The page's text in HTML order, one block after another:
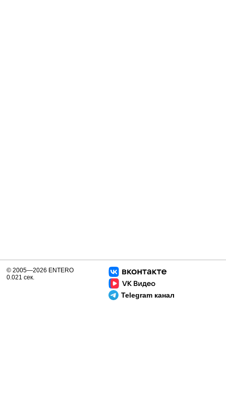
Telegram канал
© 2005—2026 ENTERO
0.021 сек.